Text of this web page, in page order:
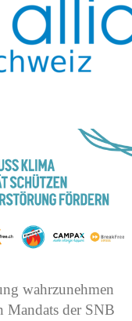
wahrzunehmen
Mandats der SNB